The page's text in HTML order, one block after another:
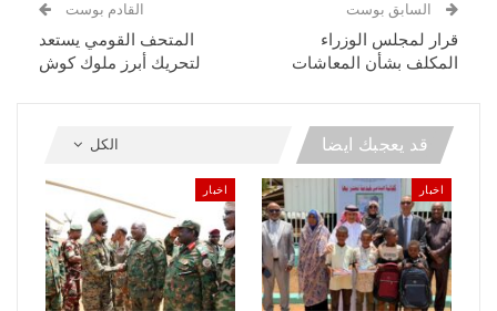
السابق بوست
قرار لمجلس الوزراء
المكلف بشأن المعاشات
القادم بوست
المتحف القومي يستعد
لتحريك أبرز ملوك كوش
الكل قد يعجبك ايضا
اخبار اخبار